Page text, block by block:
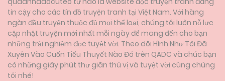
tin cậy cho các tín đồ truyện tranh tại Việt Nam. Với hàng
ngàn đầu truyện thuộc đủ mọi thể loại, chúng tôi luôn nỗ lực
cập nhật truyện mới nhất mỗi ngày để mang đến cho bạn
những trải nghiệm đọc tuyệt vời. Theo dõi Hình Như Tôi Đã
Xuyên Vào Cuốn Tiểu Thuyết Nào Đó trên QADC và chúc bạn
có những giây phút thư giãn thú vị và tuyệt vời cùng chúng
tôi nhé!